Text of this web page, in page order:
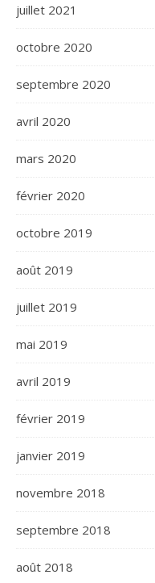
juillet 2021
octobre 2020
septembre 2020
avril 2020
mars 2020
février 2020
octobre 2019
août 2019
juillet 2019
mai 2019
avril 2019
février 2019
janvier 2019
novembre 2018
septembre 2018
août 2018